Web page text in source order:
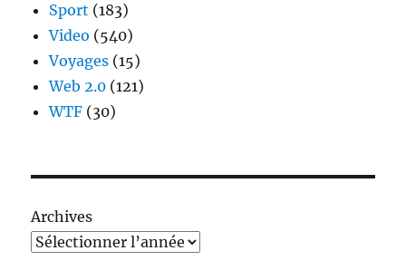
Sport (183)
Video (540)
Voyages (15)
Web 2.0 (121)
WTF (30)
Archives